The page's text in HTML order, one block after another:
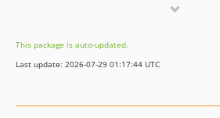
v2.0.2
v2.0.1
This package is auto-updated.
Last update: 2026-07-29 01:17:44 UTC